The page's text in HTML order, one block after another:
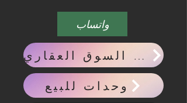
واتساب
احدث اخبار السوق العقاري
وحدات للبيع